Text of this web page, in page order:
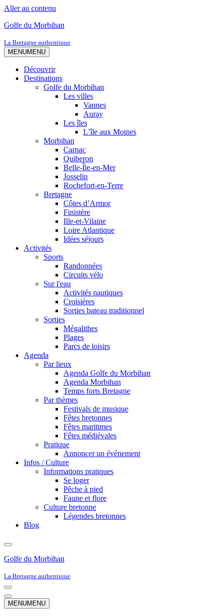
Aller au contenu
Golfe du Morbihan
La Bretagne authentique
MENUMENU
Découvrir
Destinations
Golfe du Morbihan
Les villes
Vannes
Auray
Les îles
L’île aux Moines
Morbihan
Carnac
Quiberon
Belle-Île-en-Mer
Josselin
Rochefort-en-Terre
Bretagne
Côtes d’Armor
Finistère
Ille-et-Vilaine
Loire Atlantique
Idées séjours
Activités
Sports
Randonnées
Circuits vélo
Sur l'eau
Activités nautiques
Croisières
Sorties bateau traditionnel
Sorties
Mégalithes
Plages
Parcs de loisirs
Agenda
Par lieux
Agenda Golfe du Morbihan
Agenda Morbihan
Temps forts Bretagne
Par thèmes
Festivals de musique
Fêtes bretonnes
Fêtes maritimes
Fêtes médiévales
Pratique
Annoncer un événement
Infos / Culture
Informations pratiques
Se loger
Pêche à pied
Faune et flore
Culture bretonne
Légendes bretonnes
Blog
Golfe du Morbihan
La Bretagne authentique
Menu
de
navigation
Menu
de
MENUMENU